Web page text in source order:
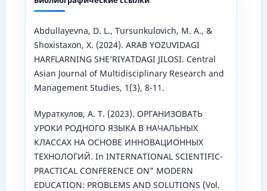
Abdullayevna, D. L., Tursunkulovich, M. A., &
Shoxistaxon, X. (2024). ARAB YOZUVIDAGI
HARFLARNING SHE’RIYATDAGI JILOSI. Central
Asian Journal of Multidisciplinary Research and
Management Studies, 1(3), 8-11.
Мураткулов, А. Т. (2023). ОРГАНИЗОВАТЬ
УРОКИ РОДНОГО ЯЗЫКА В НАЧАЛЬНЫХ
КЛАССАХ НА ОСНОВЕ ИННОВАЦИОННЫХ
ТЕХНОЛОГИЙ. In INTERNATIONAL SCIENTIFIC-
PRACTICAL CONFERENCE ON" MODERN
EDUCATION: PROBLEMS AND SOLUTIONS (Vol.